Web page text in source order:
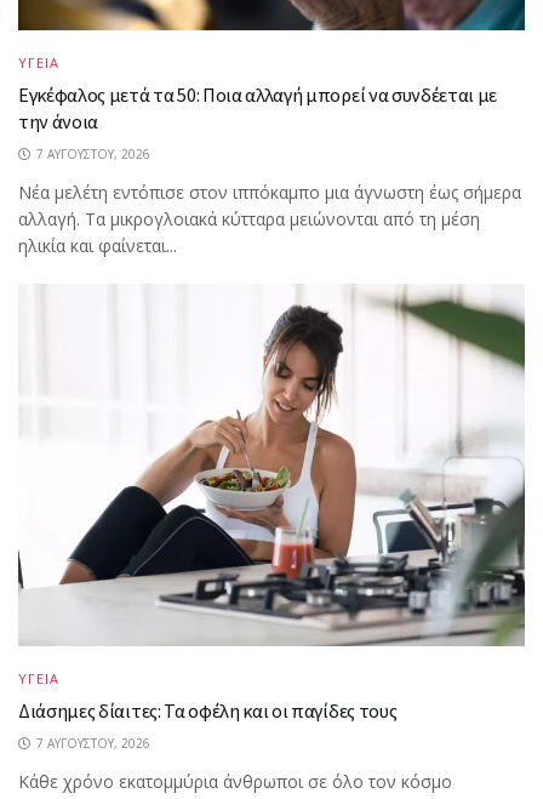
ΥΓΕΙΑ
Εγκέφαλος μετά τα 50: Ποια αλλαγή μπορεί να συνδέεται με
την άνοια
7 ΑΥΓΟΎΣΤΟΥ, 2026
Νέα μελέτη εντόπισε στον ιππόκαμπο μια άγνωστη έως σήμερα
αλλαγή. Τα μικρογλοιακά κύτταρα μειώνονται από τη μέση
ηλικία και φαίνεται...
ΥΓΕΙΑ
Διάσημες δίαιτες: Τα οφέλη και οι παγίδες τους
7 ΑΥΓΟΎΣΤΟΥ, 2026
Κάθε χρόνο εκατομμύρια άνθρωποι σε όλο τον κόσμο